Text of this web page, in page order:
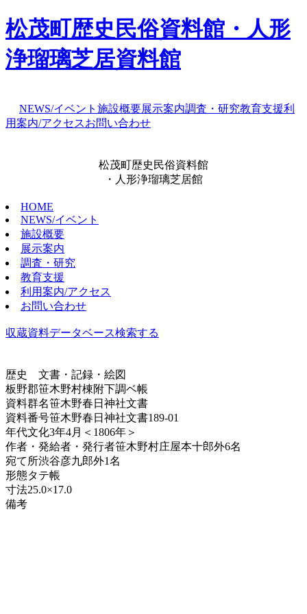
松茂町歴史民俗資料館・人形
浄瑠璃芝居資料館
NEWS/イベント 施設概要展示案内調査・研究教育支援利
用案内/アクセスお問い合わせ
松茂町歴史民俗資料館
・人形浄瑠璃芝居館
HOME
NEWS/イベント
施設概要
展示案内
調査・研究
教育支援
利用案内/アクセス
お問い合わせ
収蔵資料データベース検索する
歴史
文書・記録・絵図
板野郡笹木野村棟附下調ベ帳
資料群名笹木野春日神社文書
資料番号笹木野春日神社文書189-01
年代文化3年4月＜1806年＞
作者・発給者・発行者笹木野村庄屋本十郎外6名
宛て所渋谷彦九郎外1名
形態タテ帳
寸法25.0×17.0
備考